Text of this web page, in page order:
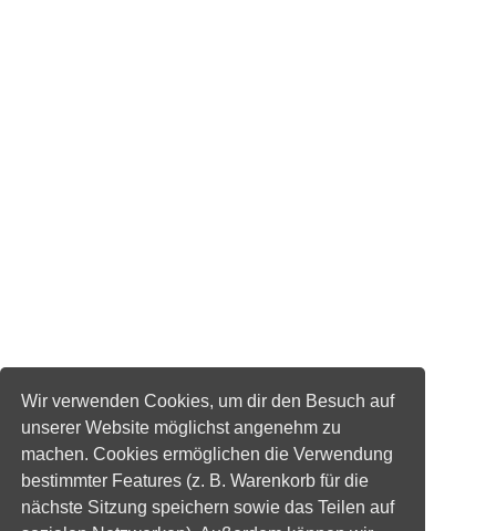
Wir verwenden Cookies, um dir den Besuch auf
unserer Website möglichst angenehm zu
machen. Cookies ermöglichen die Verwendung
bestimmter Features (z. B. Warenkorb für die
nächste Sitzung speichern sowie das Teilen auf